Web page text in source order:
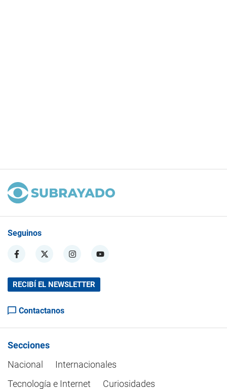
Seguinos
RECIBÍ EL NEWSLETTER
Contactanos
Secciones
Nacional
Internacionales
Tecnología e Internet
Curiosidades